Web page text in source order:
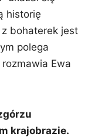
historię
bohaterek jest
polega
Ewa
krajobrazie.